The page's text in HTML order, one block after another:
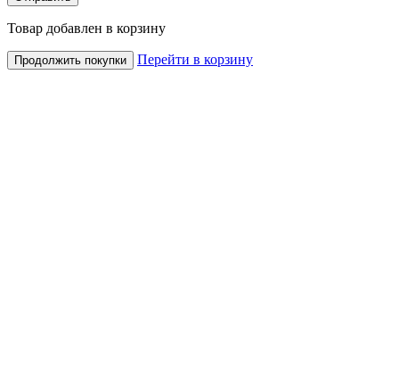
Товар добавлен в корзину
Продолжить покупки Перейти в корзину